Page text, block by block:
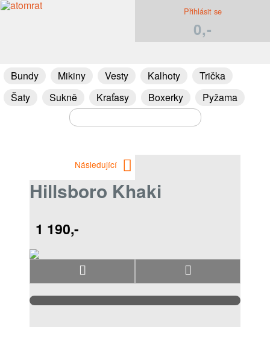
Přihlásit se
0,-
Bundy Mikiny Vesty Kalhoty
Trička
Šaty
Sukně Kraťasy Boxerky Pyžama
Následující
Hillsboro Khaki
1 190,-